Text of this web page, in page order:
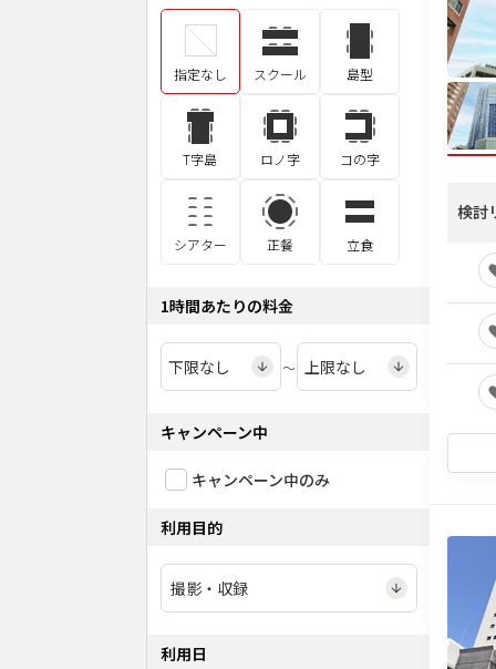
指定なし スクール 島型
T字島 ロノ字 コの字
シアター 正餐 立食
1時間あたりの料金
〜
キャンペーン中
キャンペーン中のみ
利用目的
利用日
検討